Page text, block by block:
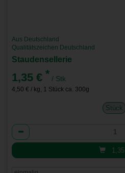
Aus Deutschland
Qualitätszeichen Deutschland
Staudensellerie
1,35 € * / Stk
4,50 € / kg, 1 Stück ca. 300g
Stück
Anzahl
1,35